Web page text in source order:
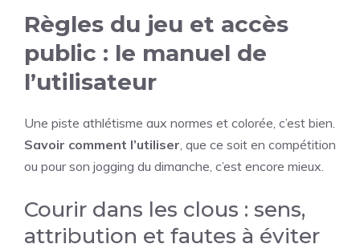
Règles du jeu et accès
public : le manuel de
l’utilisateur
Une piste athlétisme aux normes et colorée, c’est bien.
Savoir comment l’utiliser, que ce soit en compétition
ou pour son jogging du dimanche, c’est encore mieux.
Courir dans les clous : sens,
attribution et fautes à éviter